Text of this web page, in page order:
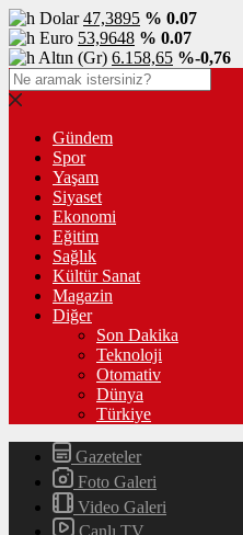
Dolar47,3895 % 0.07
Euro 53,9648 % 0.07
Altın (Gr) 6.158,65 %-0,76
Gündem
Spor
Yaşam
Siyaset
Ekonomi
Eğitim
Sağlık
Kültür Sanat
Magazin
Diğer
Son Dakika
Teknoloji
Otomativ
Dünya
Türkiye
Gazeteler
Foto Galeri
Video Galeri
Canlı TV